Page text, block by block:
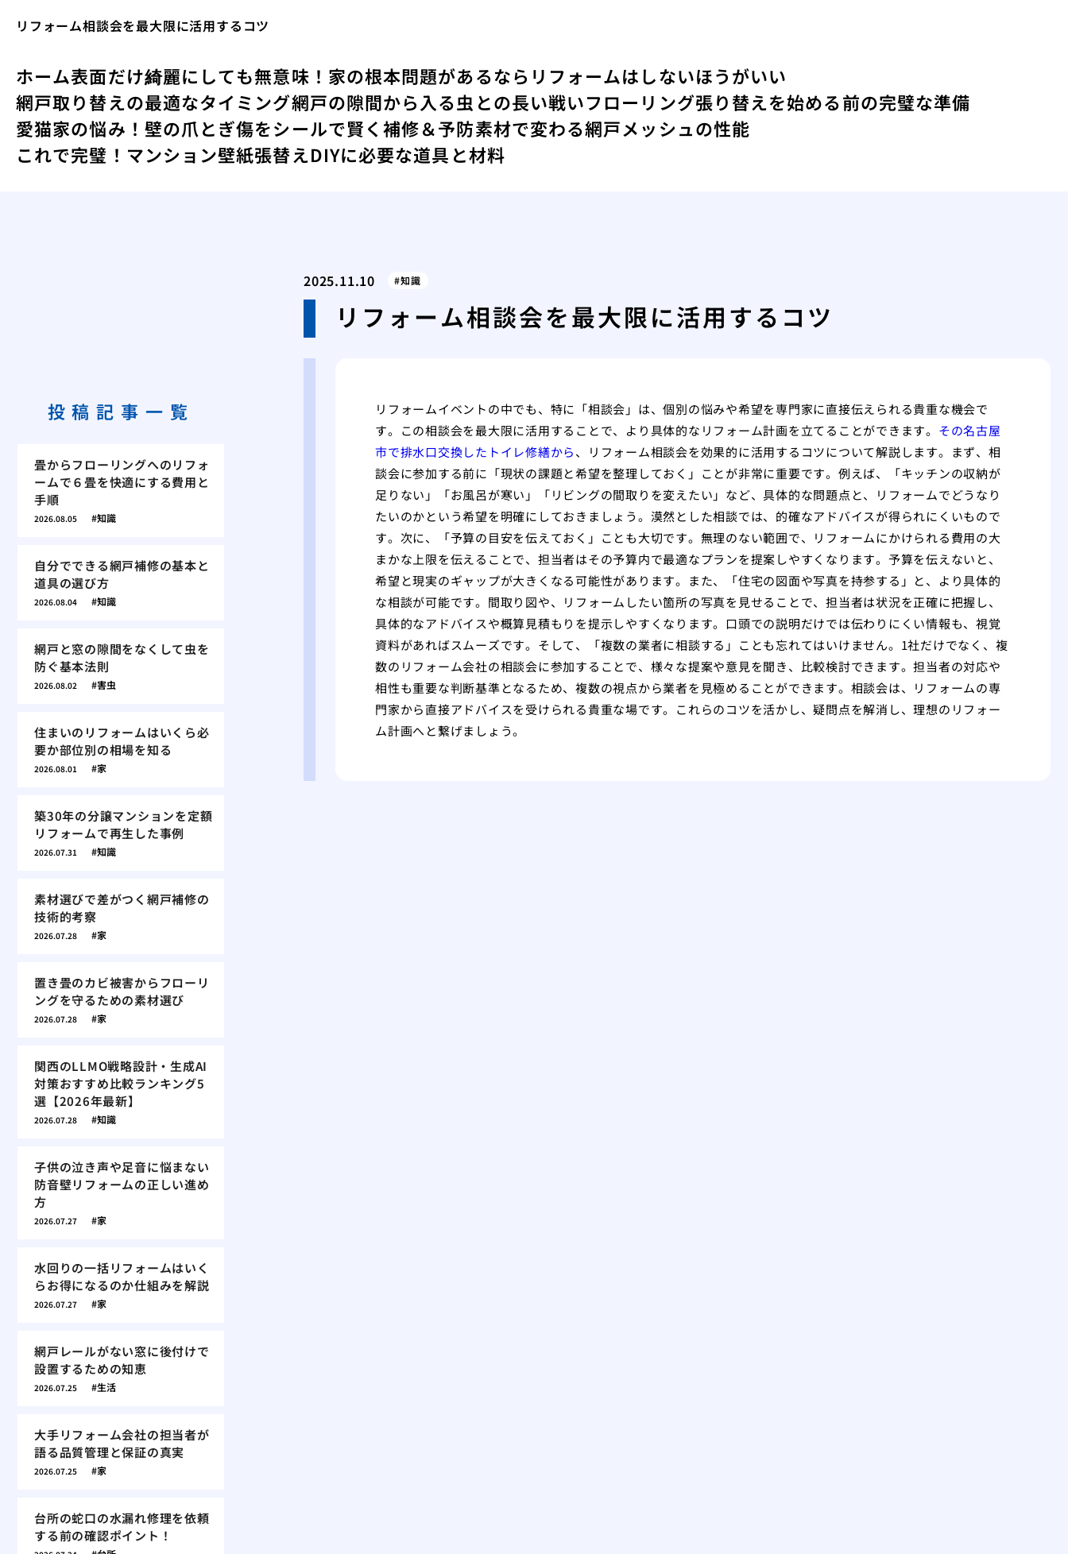
リフォーム相談会を最大限に活用するコツ
ホーム表面だけ綺麗にしても無意味！家の根本問題があるならリフォームはしないほうがいい
網戸取り替えの最適なタイミング網戸の隙間から入る虫との長い戦いフローリング張り替えを始める前の完璧な準備
愛猫家の悩み！壁の爪とぎ傷をシールで賢く補修＆予防素材で変わる網戸メッシュの性能
これで完璧！マンション壁紙張替えDIYに必要な道具と材料
2025.11.10 知識
リフォーム相談会を最大限に活用するコツ
リフォームイベントの中でも、特に「相談会」は、個別の悩みや希望を専門家に直接伝えられる貴重な機会で
す。この相談会を最大限に活用することで、より具体的なリフォーム計画を立てることができます。 その名古屋
市で排水口交換したトイレ修繕から、リフォーム相談会を効果的に活用するコツについて解説します。まず、相
談会に参加する前に「現状の課題と希望を整理しておく」ことが非常に重要です。例えば、「キッチンの収納が
足りない」「お風呂が寒い」「リビングの間取りを変えたい」など、具体的な問題点と、リフォームでどうなり
たいのかという希望を明確にしておきましょう。漠然とした相談では、的確なアドバイスが得られにくいもので
す。次に、「予算の目安を伝えておく」ことも大切です。無理のない範囲で、リフォームにかけられる費用の大
まかな上限を伝えることで、担当者はその予算内で最適なプランを提案しやすくなります。予算を伝えないと、
希望と現実のギャップが大きくなる可能性があります。また、「住宅の図面や写真を持参する」と、より具体的
な相談が可能です。間取り図や、リフォームしたい箇所の写真を見せることで、担当者は状況を正確に把握し、
具体的なアドバイスや概算見積もりを提示しやすくなります。口頭での説明だけでは伝わりにくい情報も、視覚
資料があればスムーズです。そして、「複数の業者に相談する」ことも忘れてはいけません。1社だけでなく、複
数のリフォーム会社の相談会に参加することで、様々な提案や意見を聞き、比較検討できます。担当者の対応や
相性も重要な判断基準となるため、複数の視点から業者を見極めることができます。相談会は、リフォームの専
門家から直接アドバイスを受けられる貴重な場です。これらのコツを活かし、疑問点を解消し、理想のリフォー
ム計画へと繋げましょう。
投稿記事一覧
畳からフローリングへのリフォ
ームで６畳を快適にする費用と
手順
2026.08.05 知識
自分でできる網戸補修の基本と
道具の選び方
2026.08.04 知識
網戸と窓の隙間をなくして虫を
防ぐ基本法則
2026.08.02 害虫
住まいのリフォームはいくら必
要か部位別の相場を知る
2026.08.01 家
築30年の分譲マンションを定額
リフォームで再生した事例
2026.07.31 知識
素材選びで差がつく網戸補修の
技術的考察
2026.07.28 家
置き畳のカビ被害からフローリ
ングを守るための素材選び
2026.07.28 家
関西のLLMO戦略設計・生成AI
対策おすすめ比較ランキング5
選【2026年最新】
2026.07.28 知識
子供の泣き声や足音に悩まない
防音壁リフォームの正しい進め
方
2026.07.27 家
水回りの一括リフォームはいく
らお得になるのか仕組みを解説
2026.07.27 家
網戸レールがない窓に後付けで
設置するための知恵
2026.07.25 生活
大手リフォーム会社の担当者が
語る品質管理と保証の真実
2026.07.25 家
台所の蛇口の水漏れ修理を依頼
する前の確認ポイント！